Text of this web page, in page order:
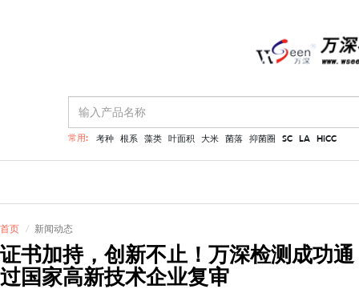
常用: 考种 根系 藻类 叶面积 大米 菌落 抑菌圈 SC LA HiCC
首页 新闻动态
证书加持，创新不止！万深检测成功通
过国家高新技术企业复审